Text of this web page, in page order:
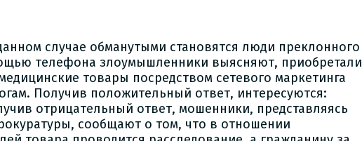
случае обманутыми становятся люди преклонного
телефона злоумышленники выясняют, приобретали
товары посредством сетевого маркетинга
Получив положительный ответ, интересуются:
отрицательный ответ, мошенники, представляясь
сообщают о том, что в отношении